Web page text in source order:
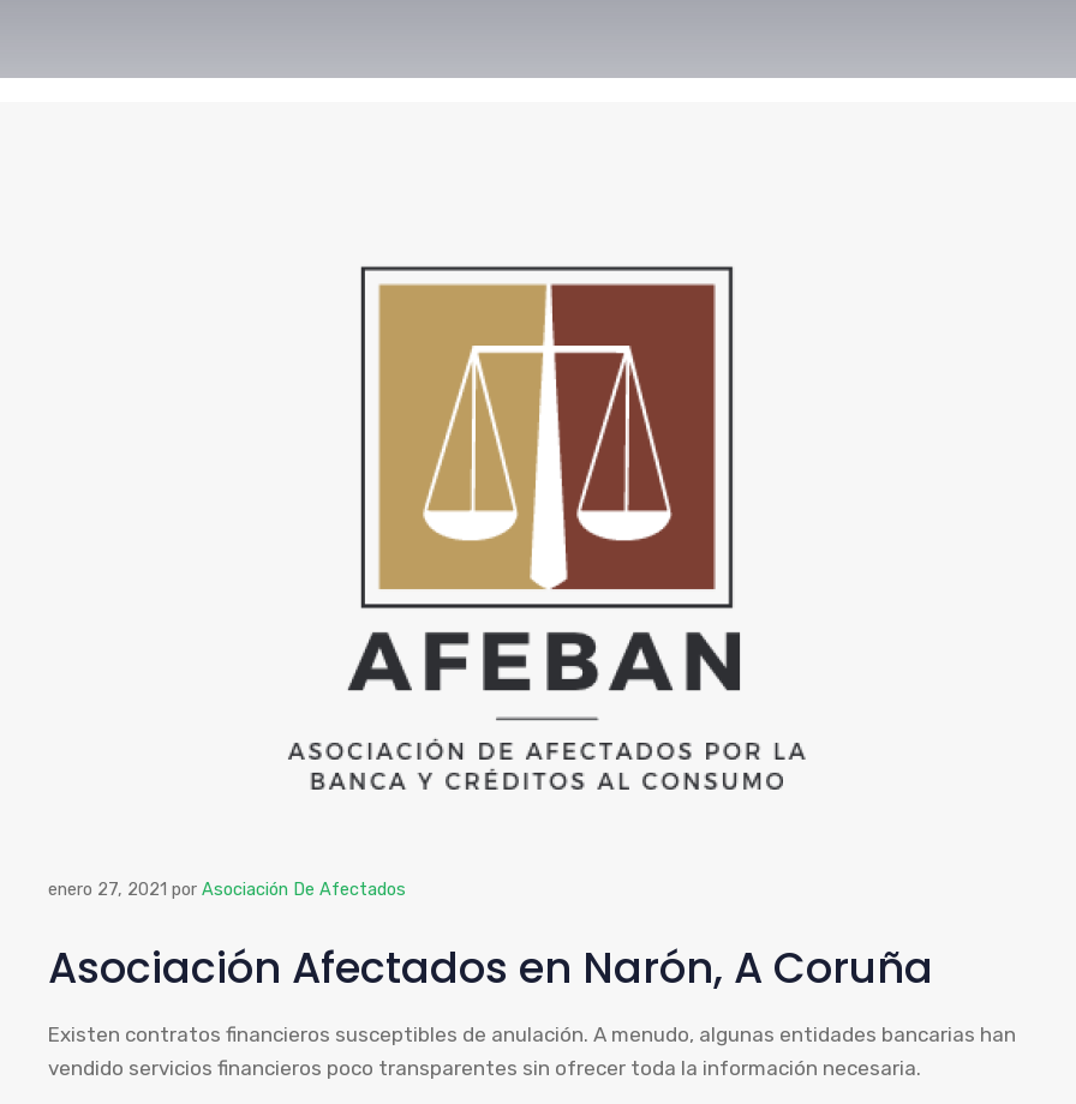
enero 27, 2021 por Asociación De Afectados
Asociación Afectados en Narón, A Coruña
Existen contratos financieros susceptibles de anulación. A menudo, algunas entidades bancarias han
vendido servicios financieros poco transparentes sin ofrecer toda la información necesaria.